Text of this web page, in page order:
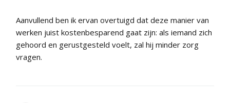
Aanvullend ben ik ervan overtuigd dat deze manier van
werken juist kostenbesparend gaat zijn: als iemand zich
gehoord en gerustgesteld voelt, zal hij minder zorg
vragen.